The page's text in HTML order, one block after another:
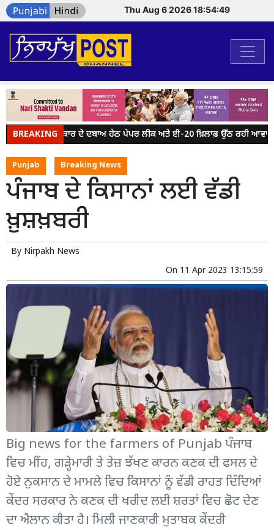
Thu Aug 6 2026 18:54:49
BREAKING
ਮੋਦੀ ਸਰਕਾਰ ਦੇ ਦਬਾਅ ਹੇਠ ਪੇਪਰ ਲੀਕ ਅਤੇ ਈ-20 ਖ਼ਿਲਾਫ਼ ਉੱਠ ਰਹੀ ਆਵਾਜ਼ ਨੂੰ
Punjab Breaking News
ਪੰਜਾਬ ਦੇ ਕਿਸਾਨਾਂ ਲਈ ਵੱਡੀ
ਖ਼ੁਸ਼ਖ਼ਬਰੀ
By Nirpakh News
On 11 Apr 2023 13:15:59
Big news for the farmers of Punjab ਪੰਜਾਬ
ਵਿਚ ਮੀਂਹ, ਗੜ੍ਹੇਮਾਰੀ ਤੇ ਤੇਜ਼ ਝੱਖਣ ਕਾਰਨ ਕਣਕ ਦੀ ਫਸਲ ਦੇ
ਹੋਏ ਨੁਕਸਾਨ ਦੇ ਮਾਮਲੇ ਵਿਚ ਕਿਸਾਨਾਂ ਨੂੰ ਵੱਡੀ ਰਾਹਤ ਦਿੰਦਿਆਂ
ਕੇਂਦਰ ਸਰਕਾਰ ਨੇ ਕਣਕ ਦੀ ਖਰੀਦ ਲਈ ਸ਼ਰਤਾਂ ਵਿਚ ਛੋਟ ਦੇਣ
ਦਾ ਐਲਾਨ ਕੀਤਾ ਹੈ। ਮਿਲੀ ਜਾਣਕਾਰੀ ਮੁਤਾਬਕ ਕੇਂਦਰੀ